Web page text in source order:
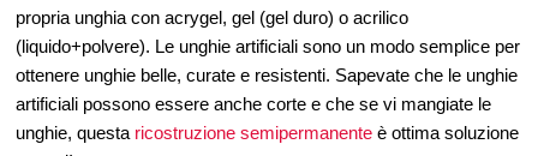
propria unghia con acrygel, gel (gel duro) o acrilico
(liquido+polvere). Le unghie artificiali sono un modo semplice per
ottenere unghie belle, curate e resistenti. Sapevate che le unghie
artificiali possono essere anche corte e che se vi mangiate le
unghie, questa ricostruzione semipermanente è ottima soluzione